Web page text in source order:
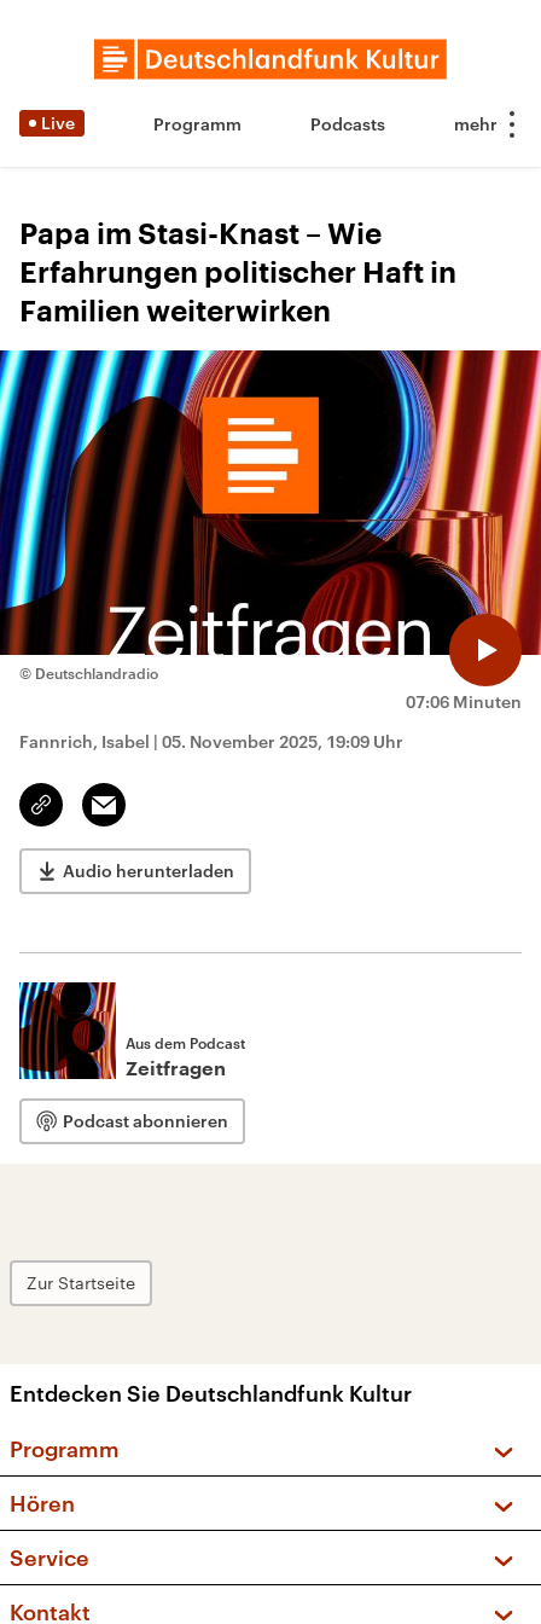
Live Programm Podcasts
Papa im Stasi-Knast – Wie
Erfahrungen politischer Haft in
Familien weiterwirken
07:06 Minuten
© Deutschlandradio
Fannrich, Isabel | 05. November 2025, 19:09 Uhr
Link
kopieren/teilen
Email
Audio herunterladen
Aus dem Podcast
Zeitfragen
Podcast abonnieren
Zur Startseite
Entdecken Sie Deutschlandfunk Kultur
Programm
Sendungen und Podcasts
Musikliste
Kakadu – Das Kinderprogramm
Hören
Frequenzen (UKW + DAB+)
Service
FAQ
Kontakt